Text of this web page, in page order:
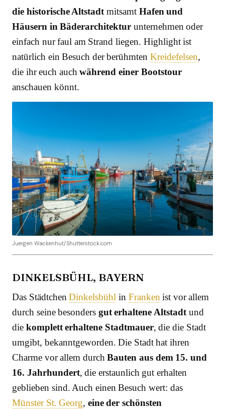
die historische Altstadt mitsamt Hafen und
Häusern in Bäderarchitektur unternehmen oder
einfach nur faul am Strand liegen. Highlight ist
natürlich ein Besuch der berühmtenKreidefelsen,
die ihr euch auchwährend einer Bootstour
anschauen könnt.
Juergen Wackenhut/Shutterstock.com
DINKELSBÜHL, BAYERN
Das StädtchenDinkelsbühl in Franken ist vor allem
durch seine besonders gut erhaltene Altstadt und
die komplett erhaltene Stadtmauer, die die Stadt
umgibt, bekanntgeworden. Die Stadt hat ihren
Charme vor allem durchBauten aus dem 15. und
16. Jahrhundert, die erstaunlich gut erhalten
geblieben sind. Auch einen Besuch wert: das
Münster St. Georg, eine der schönsten